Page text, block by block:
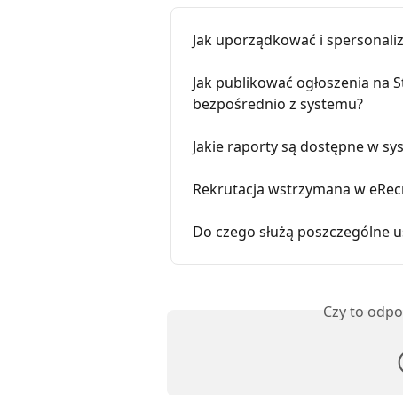
Jak uporządkować i
Jak publikować ogłoszenia
bezpośrednio z systemu?
Jakie raporty są dostępne w
Rekrutacja wstrzymana w
Do czego służą poszczególne
Czy to